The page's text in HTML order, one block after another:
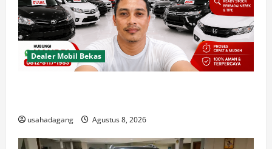
Dealer Mobil Bekas
usahadagang Agustus 8, 2026